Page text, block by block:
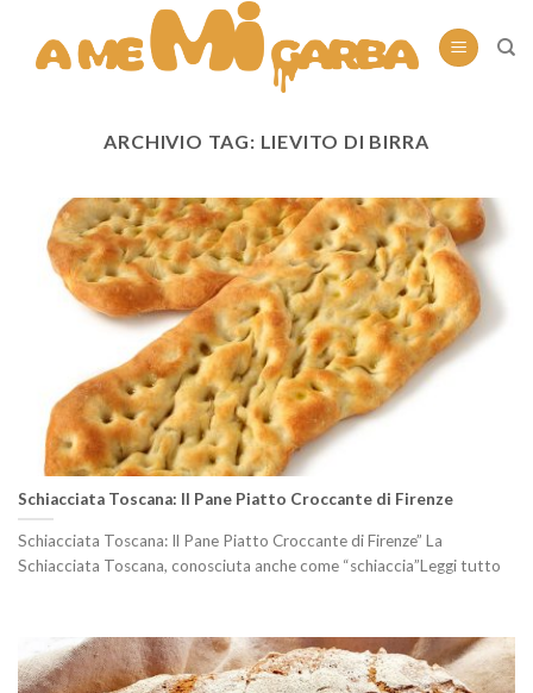
content
ARCHIVIO TAG: LIEVITO DI BIRRA
Schiacciata Toscana: Il Pane Piatto Croccante di Firenze
Schiacciata Toscana: Il Pane Piatto Croccante di Firenze” La
Schiacciata Toscana, conosciuta anche come “schiaccia”Leggi tutto